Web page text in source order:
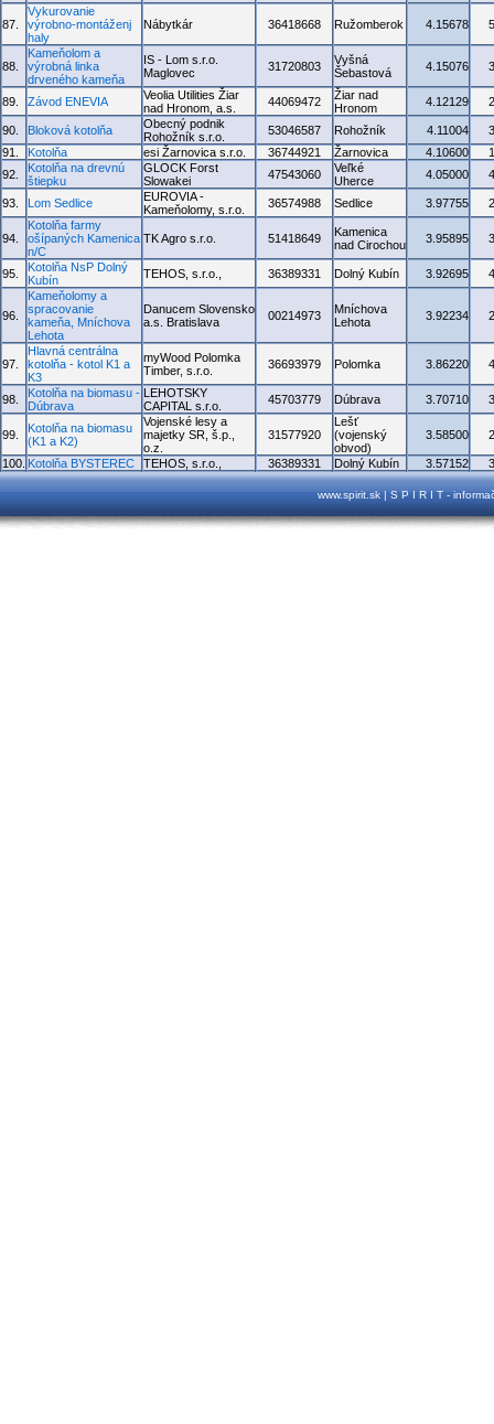
87.
Vykurovanie
výrobno-montáženj
haly
Nábytkár 36418668 Ružomberok 4.15678
88.
Kameňolom a
výrobná linka
drveného kameňa
IS - Lom s.r.o.
Maglovec
31720803
Vyšná
Šebastová
4.15076
89. Závod ENEVIA
Veolia Utilities Žiar
nad Hronom, a.s.
44069472
Žiar nad
Hronom
4.12129
90. Bloková kotolňa
Obecný podnik
Rohožník s.r.o.
53046587 Rohožník 4.11004
91.
Kotolňa esi Žarnovica s.r.o. 36744921 Žarnovica 4.10600
92.
Kotolňa na drevnú
štiepku
GLOCK Forst
Slowakei
47543060
Veľké
Uherce
4.05000
93. Lom Sedlice
EUROVIA -
Kameňolomy, s.r.o.
36574988 Sedlice 3.97755
94.
Kotolňa farmy
ošípaných Kamenica
n/C
TK Agro s.r.o. 51418649
Kamenica
nad Cirochou
3.95895
95.
Kotolňa NsP Dolný
Kubín
TEHOS, s.r.o., 36389331 Dolný Kubín 3.92695
96.
Kameňolomy a
spracovanie
kameňa, Mníchova
Lehota
Danucem Slovensko
a.s. Bratislava
00214973
Mníchova
Lehota
3.92234
97.
Hlavná centrálna
kotolňa - kotol K1 a
K3
myWood Polomka
Timber, s.r.o.
36693979 Polomka 3.86220
98.
Kotolňa na biomasu -
Dúbrava
LEHOTSKY
CAPITAL s.r.o.
45703779 Dúbrava 3.70710
99.
Kotolňa na biomasu
(K1 a K2)
Vojenské lesy a
majetky SR, š.p.,
o.z.
31577920
Lešť
(vojenský
obvod)
3.58500
100. Kotolňa BYSTEREC TEHOS, s.r.o., 36389331 Dolný Kubín 3.57152
www.spirit.sk | S P I R I T -